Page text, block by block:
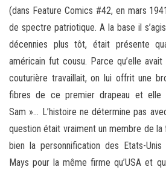
(dans Feature Comics #42, en mars
de spectre patriotique. A la base il
décennies plus tôt, était présente
américain fut cousu. Parce qu’elle
couturière travaillait, on lui offrit une
fibres de ce premier drapeau et elle
Sam »… L’histoire ne détermine pas
question était vraiment un membre de
bien la personnification des Etats-
Mays pour la même firme qu’USA et